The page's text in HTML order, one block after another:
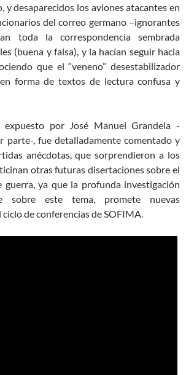
y desaparecidos los aviones atacantes en
del correo germano –ignorantes
toda la correspondencia sembrada
(buena y falsa), y la hacían seguir hacia
que el “veneno” desestabilizador
forma de textos de lectura confusa y
expuesto por José Manuel Grandela -
parte-, fue detalladamente comentado y
anécdotas, que sorprendieron a los
otras futuras disertaciones sobre el
guerra, ya que la profunda investigación
sobre este tema, promete nuevas
de conferencias de SOFIMA.